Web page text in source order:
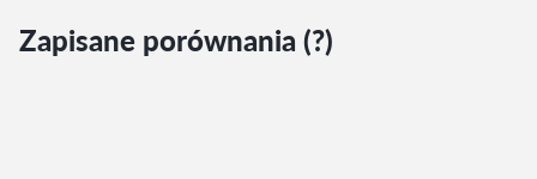
Zapisane porównania (?)